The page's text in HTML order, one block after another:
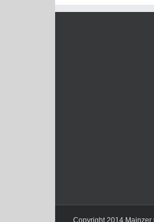
Copyright 2014 Mainzer